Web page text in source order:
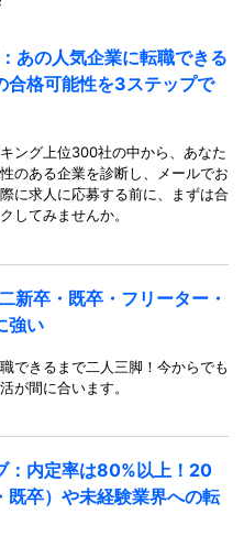
あの人気企業に転職できる
合格可能性を3ステップで
ング上位300社の中から、あなた
のある企業を診断し、メールでお
に求人に応募する前に、まずは合
してみませんか。
新卒・既卒・フリーター・
強い
できるまで二人三脚！今からでも
が間に合います。
：内定率は80%以上！20
既卒）や未経験業界への転